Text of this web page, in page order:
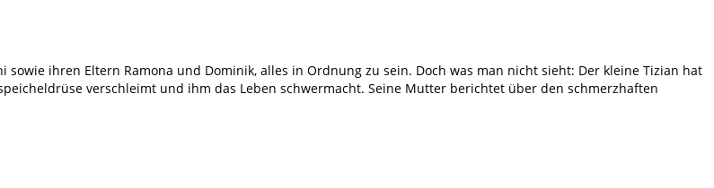
ihren Eltern Ramona und Dominik, alles in Ordnung zu sein. Doch was man nicht sieht: Der kleine Tizian hat
verschleimt und ihm das Leben schwermacht. Seine Mutter berichtet über den schmerzhaften